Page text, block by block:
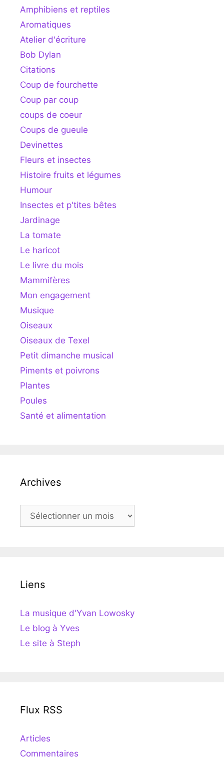
Amphibiens et reptiles
Aromatiques
Atelier d'écriture
Bob Dylan
Citations
Coup de fourchette
Coup par coup
coups de coeur
Coups de gueule
Devinettes
Fleurs et insectes
Histoire fruits et légumes
Humour
Insectes et p'tites bêtes
Jardinage
La tomate
Le haricot
Le livre du mois
Mammifères
Mon engagement
Musique
Oiseaux
Oiseaux de Texel
Petit dimanche musical
Piments et poivrons
Plantes
Poules
Santé et alimentation
Archives
Archives
Liens
La musique d'Yvan Lowosky
Le blog à Yves
Le site à Steph
Flux RSS
Articles
Commentaires